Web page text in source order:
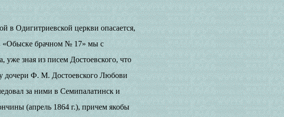
в Одигитриевской церкви опасается,
«Обыске брачном № 17» мы с
зная из писем Достоевского, что
у дочери Ф. М. Достоевского Любови
за ними в Семипалатинск и
(апрель 1864 г.), причем якобы